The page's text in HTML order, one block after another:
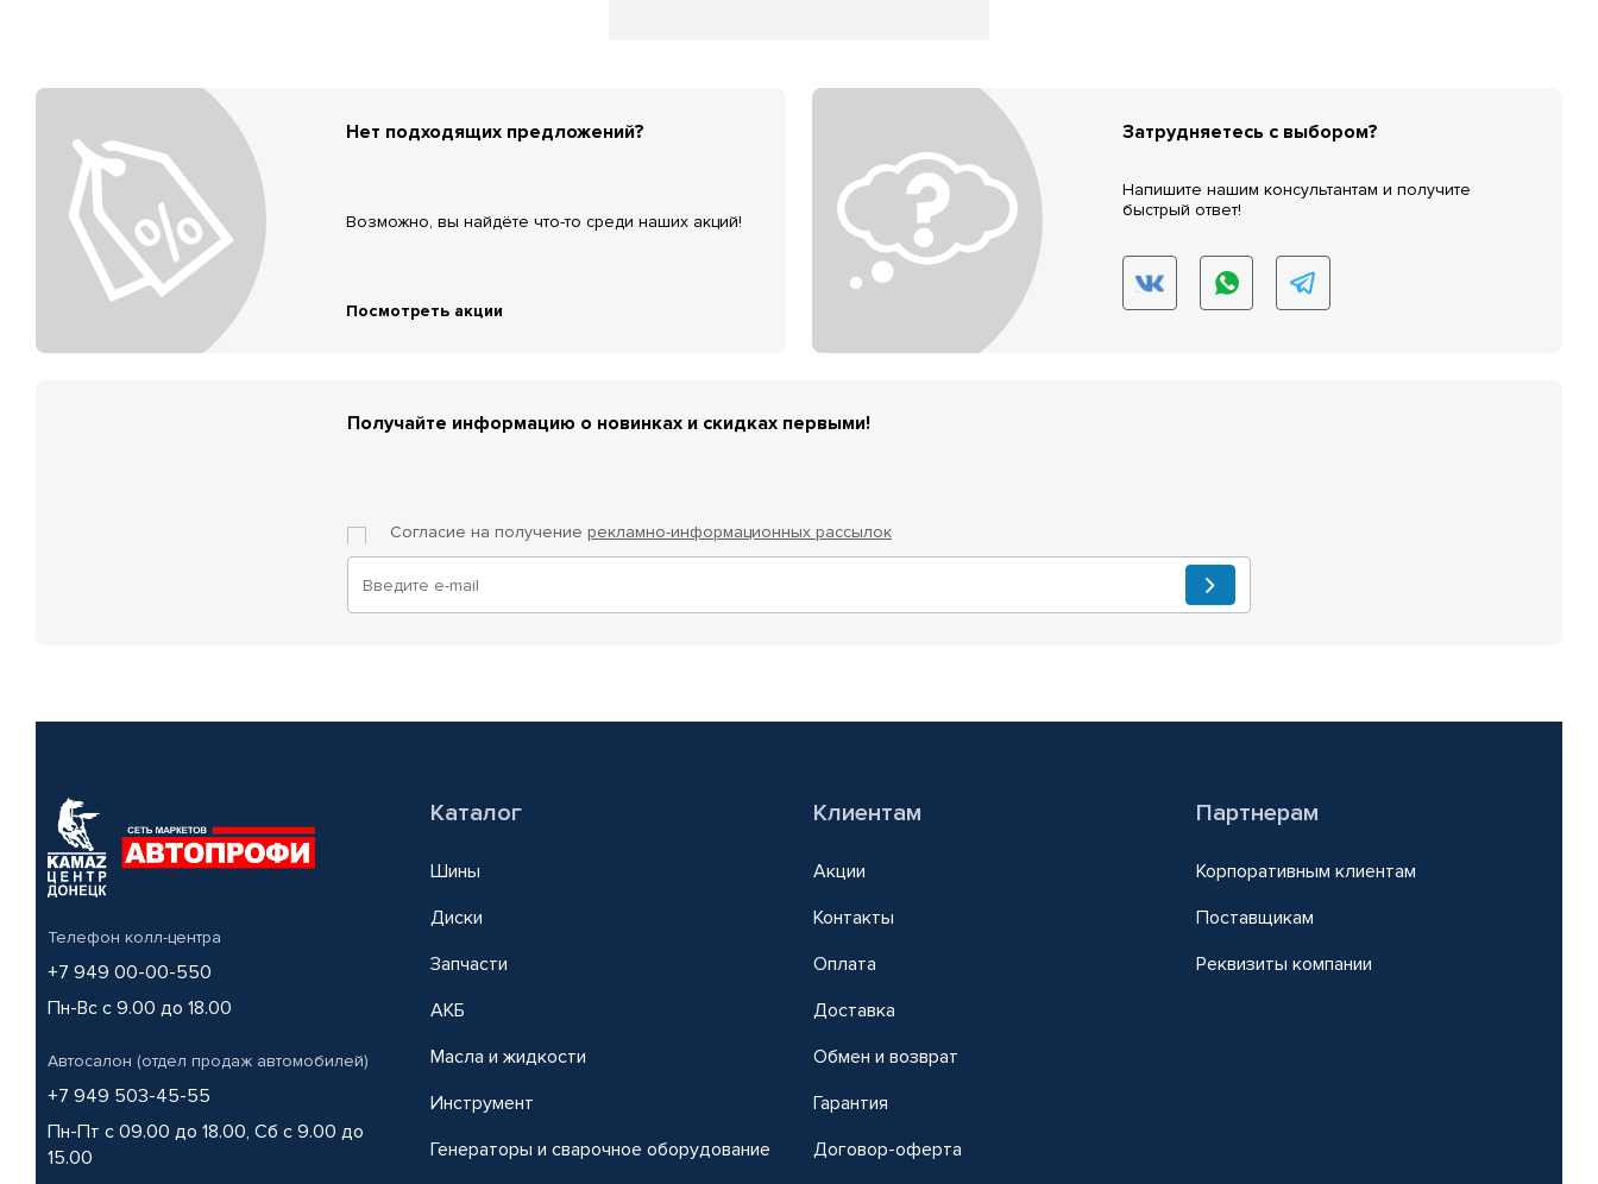
Нет подходящих предложений?
Возможно, вы найдёте что-то среди наших акций!
Посмотреть акции
Затрудняетесь с выбором?
Напишите нашим консультантам и получите
быстрый ответ!
Получайте информацию о новинках и скидках первыми!
Согласие на получение рекламно-информационных рассылок
Телефон колл-центра
+7 949 00-00-550
Пн-Вс с 9.00 до 18.00
Автосалон (отдел продаж автомобилей)
+7 949 503-45-55
Пн-Пт с 09.00 до 18.00, Сб с 9.00 до
15.00
Каталог
Шины
Диски
Запчасти
АКБ
Масла и жидкости
Инструмент
Генераторы и сварочное оборудование
Клиентам
Акции
Контакты
Оплата
Доставка
Обмен и возврат
Гарантия
Договор-оферта
Партнерам
Корпоративным клиентам
Поставщикам
Реквизиты компании